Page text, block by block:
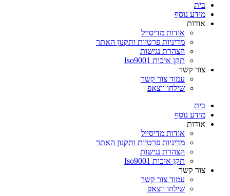
בית
מידע נוסף
אודות
אודות מדיסייל
מדיניות פרטיות ותקנון האתר
הצהרת נגישות
תקן איכות Iso9001
צור קשר
עמוד צור קשר
שילחו ווצאפ
בית
מידע נוסף
אודות
אודות מדיסייל
מדיניות פרטיות ותקנון האתר
הצהרת נגישות
תקן איכות Iso9001
צור קשר
עמוד צור קשר
שילחו ווצאפ